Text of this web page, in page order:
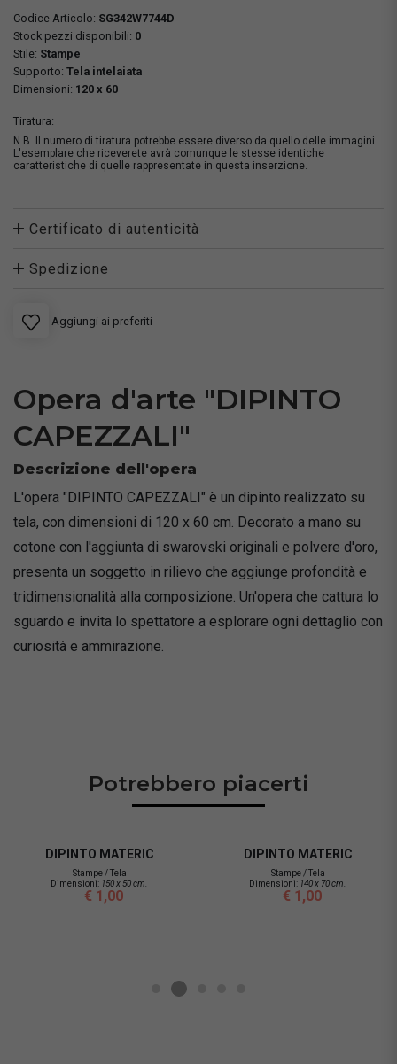
Codice Articolo: SG342W7744D
Stock pezzi disponibili: 0
Stile: Stampe
Supporto: Tela intelaiata
Dimensioni: 120 x 60
Tiratura:
N.B. Il numero di tiratura potrebbe essere diverso da quello delle immagini.
L'esemplare che riceverete avrà comunque le stesse identiche
caratteristiche di quelle rappresentate in questa inserzione.
Certificato di autenticità
Spedizione
Aggiungi ai preferiti
Opera d'arte "DIPINTO
CAPEZZALI"
Descrizione dell'opera
L'opera "DIPINTO CAPEZZALI" è un dipinto realizzato su
tela, con dimensioni di 120 x 60 cm. Decorato a mano su
cotone con l'aggiunta di swarovski originali e polvere d'oro,
presenta un soggetto in rilievo che aggiunge profondità e
tridimensionalità alla composizione. Un'opera che cattura lo
sguardo e invita lo spettatore a esplorare ogni dettaglio con
curiosità e ammirazione.
Potrebbero piacerti
DIPINTO MATERIC
Stampe / Tela
Dimensioni: 150 x 50 cm.
€ 1,00
DIPINTO MATERIC
Stampe / Tela
Dimensioni: 140 x 70 cm.
€ 1,00